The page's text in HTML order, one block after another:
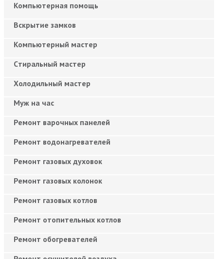
Компьютерная помощь
Вскрытие замков
Компьютерный мастер
Cтиральный мастер
Холодильный мастер
Муж на час
Ремонт варочных панелей
Ремонт водонагревателей
Ремонт газовых духовок
Ремонт газовых колонок
Ремонт газовых котлов
Ремонт отопительных котлов
Ремонт обогревателей